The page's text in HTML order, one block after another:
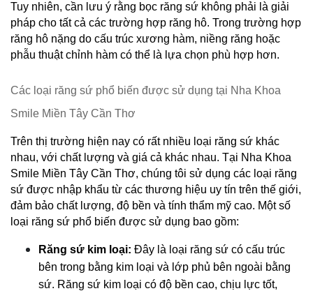
Tuy nhiên, cần lưu ý rằng bọc răng sứ không phải là giải
pháp cho tất cả các trường hợp răng hô. Trong trường hợp
răng hô nặng do cấu trúc xương hàm, niềng răng hoặc
phẫu thuật chỉnh hàm có thể là lựa chọn phù hợp hơn.
Các loại răng sứ phổ biến được sử dụng tại Nha Khoa
Smile Miền Tây Cần Thơ
Trên thị trường hiện nay có rất nhiều loại răng sứ khác
nhau, với chất lượng và giá cả khác nhau. Tại Nha Khoa
Smile Miền Tây Cần Thơ, chúng tôi sử dụng các loại răng
sứ được nhập khẩu từ các thương hiệu uy tín trên thế giới,
đảm bảo chất lượng, độ bền và tính thẩm mỹ cao. Một số
loại răng sứ phổ biến được sử dụng bao gồm:
Răng sứ kim loại: Đây là loại răng sứ có cấu trúc
bên trong bằng kim loại và lớp phủ bên ngoài bằng
sứ. Răng sứ kim loại có độ bền cao, chịu lực tốt,